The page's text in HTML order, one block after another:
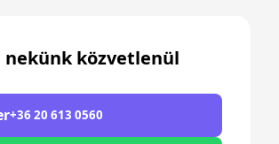
közvetlenül
+36 20 613 0560